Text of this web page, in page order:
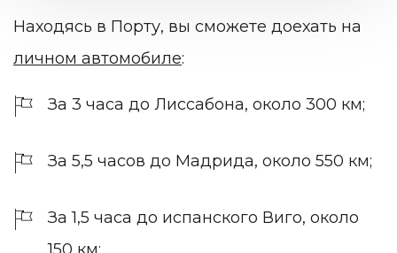
Находясь в Порту, вы сможете доехать на
личном автомобиле:
За 3 часа до Лиссабона, около 300 км;
За 5,5 часов до Мадрида, около 550 км;
За 1,5 часа до испанского Виго, около